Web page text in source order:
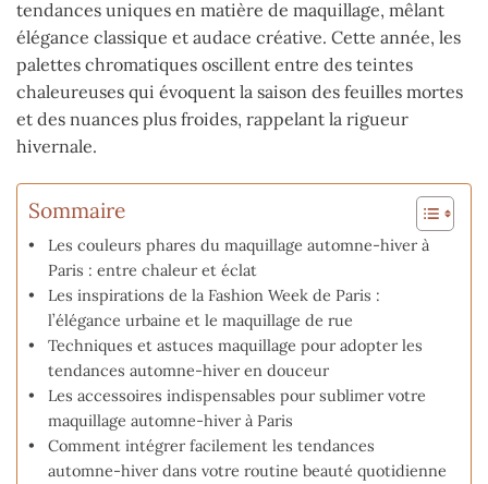
tendances uniques en matière de maquillage, mêlant
élégance classique et audace créative. Cette année, les
palettes chromatiques oscillent entre des teintes
chaleureuses qui évoquent la saison des feuilles mortes
et des nuances plus froides, rappelant la rigueur
hivernale.
Sommaire
Les couleurs phares du maquillage automne-hiver à
Paris : entre chaleur et éclat
Les inspirations de la Fashion Week de Paris :
l’élégance urbaine et le maquillage de rue
Techniques et astuces maquillage pour adopter les
tendances automne-hiver en douceur
Les accessoires indispensables pour sublimer votre
maquillage automne-hiver à Paris
Comment intégrer facilement les tendances
automne-hiver dans votre routine beauté quotidienne